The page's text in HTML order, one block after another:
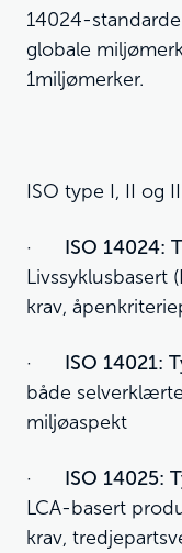
14024-
globale
1miljømerker.
ISO type I, II og
· ISO 14024:
Livssyklusbasert
krav,
· ISO 14021:
både
miljøaspekt
· ISO 14025:
LCA-basert
krav,